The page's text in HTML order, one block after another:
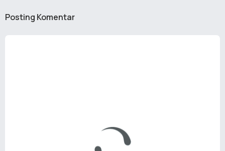
Posting Komentar